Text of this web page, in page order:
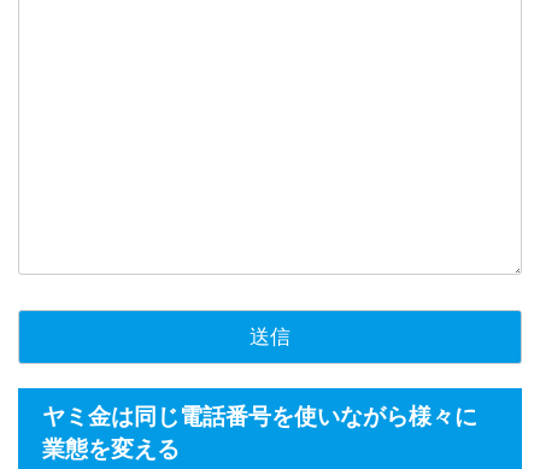
ヤミ金は同じ電話番号を使いながら様々に
業態を変える